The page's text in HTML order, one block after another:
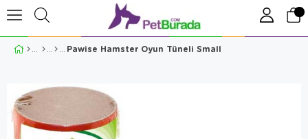
Pawise Hamster Oyun Tüneli Small